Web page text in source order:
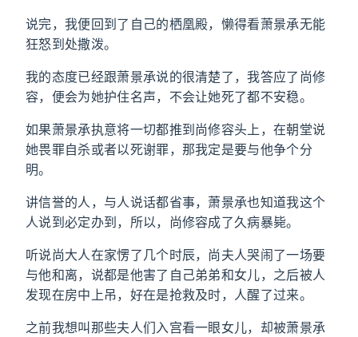
说完，我便回到了自己的栖凰殿，懒得看萧景承无能
狂怒到处撒泼。
我的态度已经跟萧景承说的很清楚了，我答应了尚修
容，便会为她护住名声，不会让她死了都不安稳。
如果萧景承执意将一切都推到尚修容头上，在朝堂说
她畏罪自杀或者以死谢罪，那我定是要与他争个分
明。
讲信誉的人，与人说话都省事，萧景承也知道我这个
人说到必定办到，所以，尚修容成了久病暴毙。
听说尚大人在家愣了几个时辰，尚夫人哭闹了一场要
与他和离，说都是他害了自己弟弟和女儿，之后被人
发现在房中上吊，好在是抢救及时，人醒了过来。
之前我想叫那些夫人们入宫看一眼女儿，却被萧景承